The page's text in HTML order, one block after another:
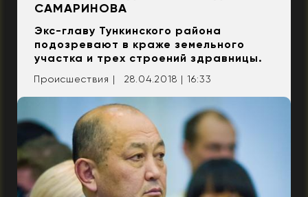
САМАРИНОВА
Экс-главу Тункинского района
подозревают в краже земельного
участка и трех строений здравницы.
Происшествия | 28.04.2018 | 16:33